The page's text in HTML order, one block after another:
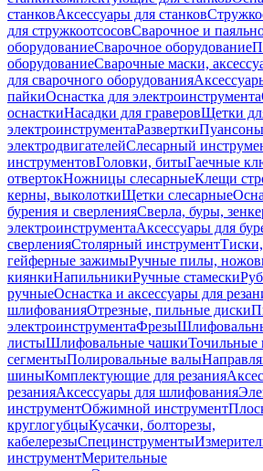
станковАксессуары для станков
для стружкоотсосовСварочное и
оборудованиеСварочное оборудование
оборудованиеСварочные маски,
для сварочного оборудования
пайкиОснастка для электроинструмента
оснасткиНасадки для граверовЩетки
электроинструментаРазверткиПуансоны
электродвигателейСлесарный
инструментовГоловки, битыГаечные
отвертокНожницы слесарныеКлещи
керны, выколоткиЩетки слесарные
бурения и сверленияСверла, буры,
электроинструментаАксессуары для
сверленияСтолярный инструмент
гейферные зажимыРучные пилы,
киянкиНапильникиРучные стамески
ручныеОснастка и аксессуары для
шлифованияОтрезные, пильные диски
электроинструментаФрезы
листыШлифовальные чашкиТочильные
сегментыПолировальные валы
шиныКомплектующие для резания
резанияАксессуары для шлифования
инструментОбжимной инструмент
круглогубцыКусачки, болторезы,
кабелерезыСпецинструменты
инструментМерительные